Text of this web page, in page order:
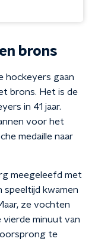
brons
hockeyers gaan
brons. Het is de
in 41 jaar.
voor het
medaille naar
meegeleefd met
speeltijd kwamen
ze vochten
minuut van
te